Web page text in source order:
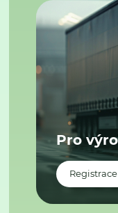
Pro
Registrace